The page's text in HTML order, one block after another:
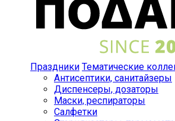
Праздники Тематические
Антисептики, санитайзеры
Диспенсеры, дозаторы
Маски, респираторы
Салфетки